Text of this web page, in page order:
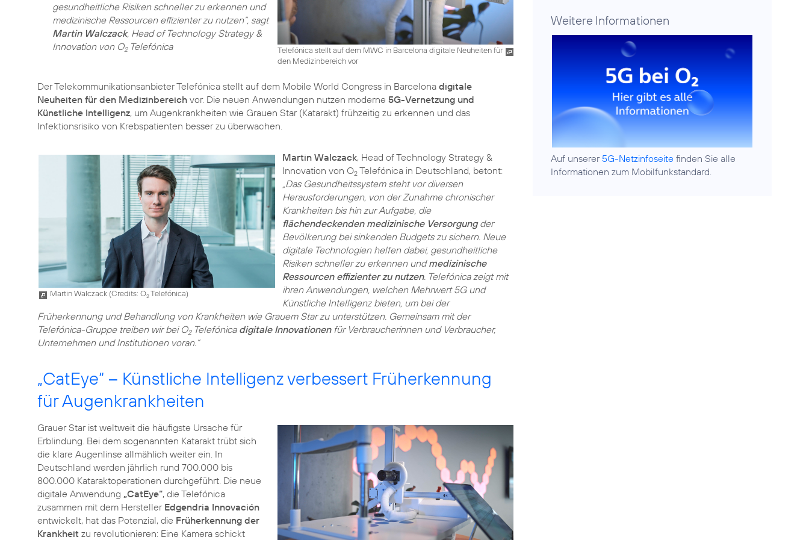
Telefónica stellt auf dem MWC in Barcelona digitale Neuheiten für
den Medizinbereich vor
gesundheitliche Risiken schneller zu erkennen und
medizinische Ressourcen effizienter zu nutzen“, sagt
Martin Walczack, Head of Technology Strategy &
Innovation von O2Telefónica
Der Telekommunikationsanbieter Telefónica stellt auf dem Mobile World Congress in Barcelona digitale
Neuheiten für den Medizinbereich vor. Die neuen Anwendungen nutzen moderne 5G-Vernetzung und
Künstliche Intelligenz, um Augenkrankheiten wie Grauen Star (Katarakt) frühzeitig zu erkennen und das
Infektionsrisiko von Krebspatienten besser zu überwachen.
Martin Walczack (Credits: O2Telefónica)
Martin Walczack, Head of Technology Strategy &
Innovation von O2Telefónica in Deutschland, betont:
„Das Gesundheitssystem steht vor diversen
Herausforderungen, von der Zunahme chronischer
Krankheiten bis hin zur Aufgabe, die
flächendeckenden medizinische Versorgungder
Bevölkerung bei sinkenden Budgets zu sichern. Neue
digitale Technologien helfen dabei, gesundheitliche
Risiken schneller zu erkennen undmedizinische
Ressourcen effizienter zu nutzen. Telefónica zeigt mit
ihren Anwendungen, welchen Mehrwert 5G und
Künstliche Intelligenz bieten, um bei der
Früherkennung und Behandlung von Krankheiten wie Grauem Star zu unterstützen. Gemeinsam mit der
Telefónica-Gruppe treiben wir bei O2Telefónica digitale Innovationenfür Verbraucherinnen und Verbraucher,
Unternehmen und Institutionen voran.“
„CatEye“ – Künstliche Intelligenz verbessert Früherkennung
für Augenkrankheiten
Grauer Star ist weltweit die häufigste Ursache für
Erblindung. Bei dem sogenannten Katarakt trübt sich
die klare Augenlinse allmählich weiter ein. In
Deutschland werden jährlich rund 700.000 bis
800.000 Kataraktoperationen durchgeführt. Die neue
digitale Anwendung „CatEye“, die Telefónica
zusammen mit dem Hersteller Edgendria Innovación
entwickelt, hat das Potenzial, die Früherkennung der
Krankheit zu revolutionieren: Eine Kamera schickt
Weitere Informationen
Auf unserer 5G-Netzinfoseite finden Sie alle
Informationen zum Mobilfunkstandard.